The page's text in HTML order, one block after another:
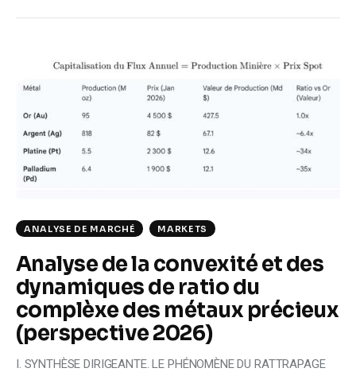
ANALYSE DE MARCHÉ MARKETS
Analyse de la convexité et des
dynamiques de ratio du
complèxe des métaux précieux
(perspective 2026)
I. SYNTHÈSE DIRIGEANTE. LE PHÉNOMÈNE DU RATTRAPAGE